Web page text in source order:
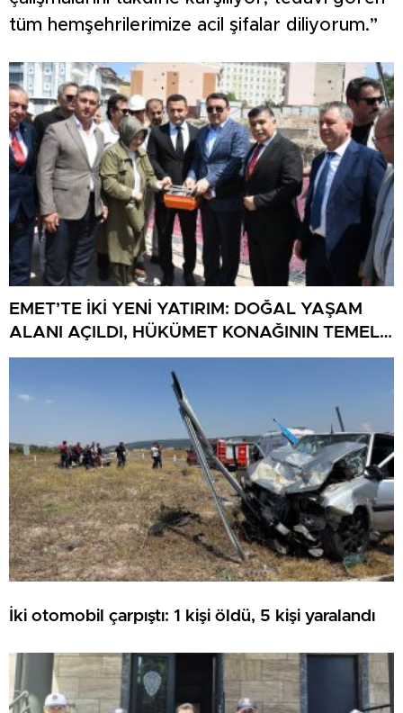
tüm hemşehrilerimize acil şifalar diliyorum.”
EMET’TE İKİ YENİ YATIRIM: DOĞAL YAŞAM
ALANI AÇILDI, HÜKÜMET KONAĞININ TEMELİ
ATILDI
İki otomobil çarpıştı: 1 kişi öldü, 5 kişi yaralandı